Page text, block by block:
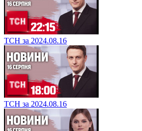
ТСН за 2024.08.16
ТСН за 2024.08.16